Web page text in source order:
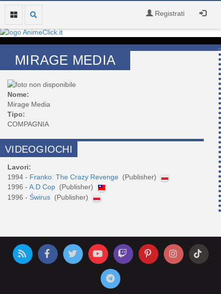
Registrati
MIRAGE MEDIA
Nome:
Mirage Media
Tipo:
COMPAGNIA
VIDEOGIOCHI
Lavori:
1994 - Franko: The Crazy Revenge (Publisher)
1996 - A.D Cop (Publisher)
1996 - Świrus (Publisher)